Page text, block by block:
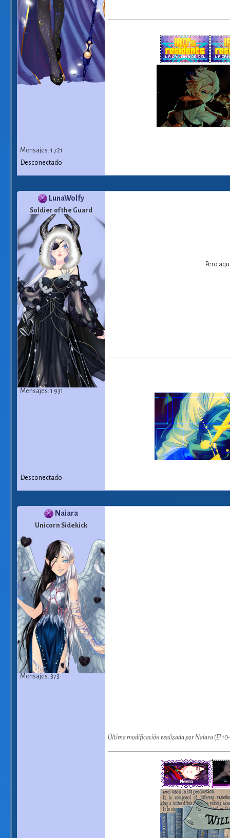
Mensajes: 1 721
Desconectado
LunaWolfy
Soldier of the Guard
Mensajes: 1 931
Pero
Desconectado
Naiara
Unicorn Sidekick
Mensajes: 373
Última modificación realizada por Naiara (El